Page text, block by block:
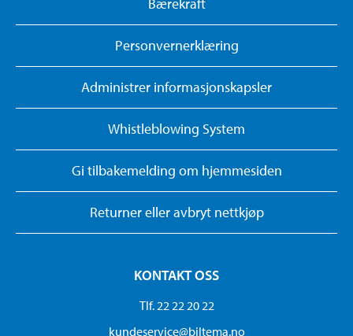
Personvernerklæring
Administrer informasjonskapsler
Whistleblowing System
Gi tilbakemelding om hjemmesiden
Returner eller avbryt nettkjøp
KONTAKT OSS
Tlf. 22 22 20 22
kundeservice@biltema.no